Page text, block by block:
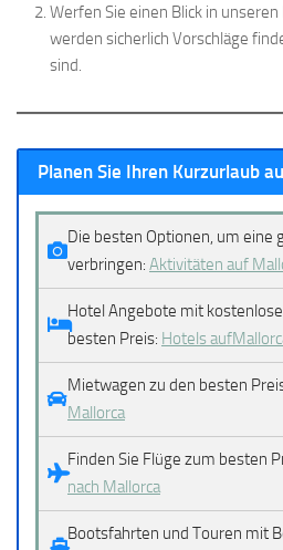
Werfen Sie einen Blick in
werden sicherlich Vorschläge
sind.
Planen Sie Ihren Kurzurlaub
Die besten Optionen, um eine
verbringen: Aktivitäten auf
Hotel Angebote mit
besten Preis: Hotels
Mietwagen zu den besten
Mallorca
Finden Sie Flüge zum besten
nach Mallorca
Bootsfahrten und Touren mit